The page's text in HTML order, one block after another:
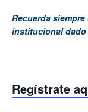
Recuerda
institucional dado
Regístrate